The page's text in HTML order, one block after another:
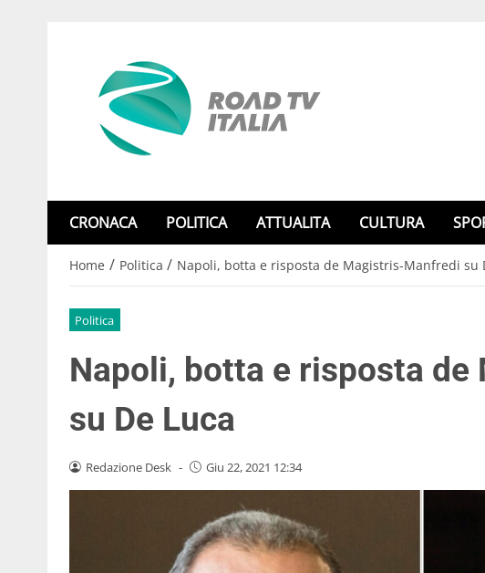
CRONACA POLITICA ATTUALITA CULTURA
Home / Politica / Napoli, botta e risposta de Magistris-Manfredi su
Politica
Napoli, botta e risposta
su De Luca
Redazione Desk - Giu 22, 2021 12:34